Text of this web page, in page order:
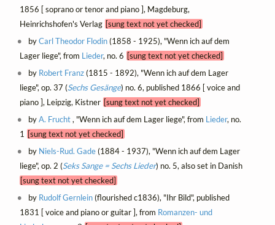
1856 [ soprano or tenor and piano ], Magdeburg,
Heinrichshofen's Verlag [sung text not yet checked]
byCarl Theodor Flodin(1858 - 1925), "Wenn ich auf dem
Lager liege", from Lieder, no. 6 [sung text not yet checked]
by Robert Franz(1815 - 1892), "Wenn ich auf dem Lager
liege", op. 37 (Sechs Gesänge) no. 6, published 1866 [ voice and
piano ], Leipzig, Kistner [sung text not yet checked]
byA. Frucht, "Wenn ich auf dem Lager liege", from Lieder, no.
1
[sung text not yet checked]
by Niels-Rud. Gade(1884 - 1937), "Wenn ich auf dem Lager
liege", op. 2 (Seks Sange = Sechs Lieder) no. 5, also set in Danish
[sung text not yet checked]
by Rudolf Gernlein(flourished c1836), "Ihr Bild", published
1831 [ voice and piano or guitar ], from Romanzen- und